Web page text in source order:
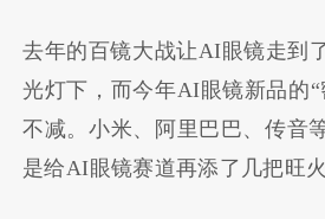
去年的百镜大战让AI眼镜走到
光灯下，而今年AI眼镜新品的
不减。小米、阿里巴巴、传音
是给AI眼镜赛道再添了几把旺火